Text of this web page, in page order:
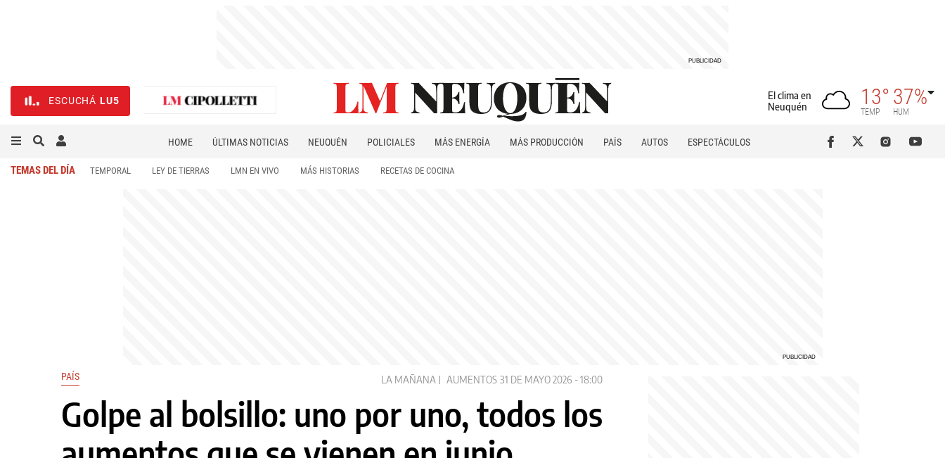
ESCUCHÁ LU5
El clima en
Neuquén
13°
TEMP
37%
HUM
HOME ÚLTIMAS NOTICIAS NEUQUÉN POLICIALES MÁS ENERGÍA MÁS PRODUCCIÓN PAÍS AUTOS
ESPECTÁCULOS
TEMAS DEL DÍA TEMPORAL LEY DE TIERRAS LMN EN VIVO MÁS HISTORIAS RECETAS DE COCINA
PAÍS LA MAÑANA AUMENTOS 31 DE MAYO 2026 - 18:00
Golpe al bolsillo: uno por uno, todos los